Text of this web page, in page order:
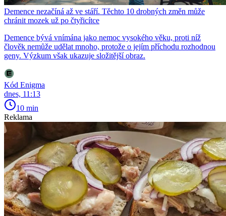
Demence nezačíná až ve stáří. Těchto 10 drobných změn může
chránit mozek už po čtyřicítce
Demence bývá vnímána jako nemoc vysokého věku, proti níž
člověk nemůže udělat mnoho, protože o jejím příchodu rozhodnou
geny. Výzkum však ukazuje složitější obraz.
Kód Enigma
dnes, 11:13
10 min
Reklama